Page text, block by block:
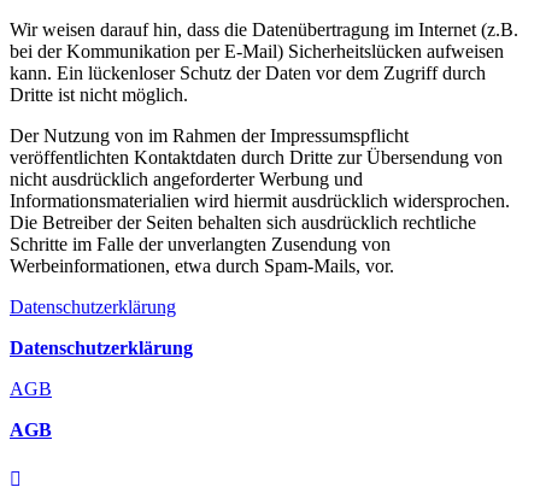
Wir weisen darauf hin, dass die Datenübertragung im Internet (z.B.
bei der Kommunikation per E-Mail) Sicherheitslücken aufweisen
kann. Ein lückenloser Schutz der Daten vor dem Zugriff durch
Dritte ist nicht möglich.
Der Nutzung von im Rahmen der Impressumspflicht
veröffentlichten Kontaktdaten durch Dritte zur Übersendung von
nicht ausdrücklich angeforderter Werbung und
Informationsmaterialien wird hiermit ausdrücklich widersprochen.
Die Betreiber der Seiten behalten sich ausdrücklich rechtliche
Schritte im Falle der unverlangten Zusendung von
Werbeinformationen, etwa durch Spam-Mails, vor.
Datenschutzerklärung
Datenschutzerklärung
AGB
AGB